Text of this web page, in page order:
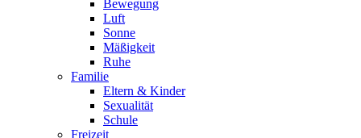
Bewegung
Luft
Sonne
Mäßigkeit
Ruhe
Familie
Eltern & Kinder
Sexualität
Schule
Freizeit